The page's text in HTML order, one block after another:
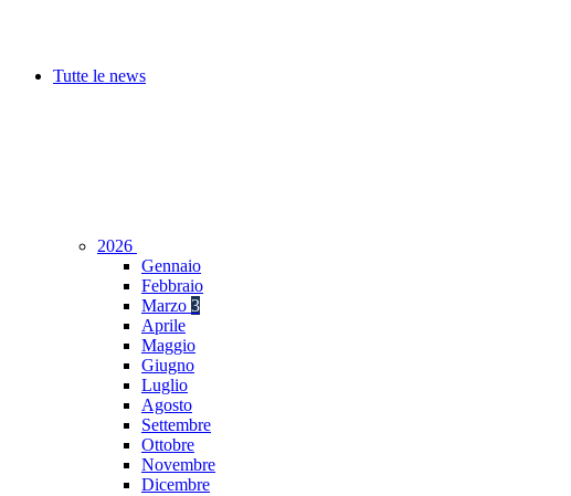
Tutte le news
2026
Gennaio
Febbraio
Marzo 3
Aprile
Maggio
Giugno
Luglio
Agosto
Settembre
Ottobre
Novembre
Dicembre